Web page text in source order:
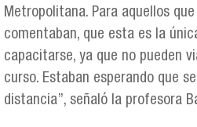
Metropolitana. Para aquellos
comentaban, que esta es la
capacitarse, ya que no pueden
curso. Estaban esperando que
distancia”, señaló la profesora